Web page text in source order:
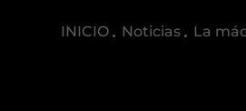
INICIO / Noticias / La